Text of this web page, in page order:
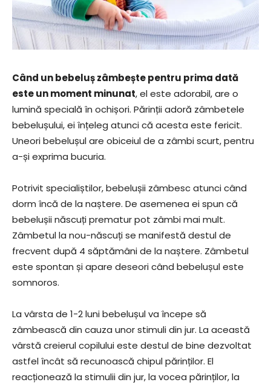
Când un bebeluș zâmbește pentru prima dată
este un moment minunat, el este adorabil, are o
lumină specială în ochișori. Părinții adoră zâmbetele
bebelușului, ei înțeleg atunci că acesta este fericit.
Uneori bebelușul are obiceiul de a zâmbi scurt, pentru
a-și exprima bucuria.
Potrivit specialiștilor, bebelușii zâmbesc atunci când
dorm încă de la naștere. De asemenea ei spun că
bebelușii născuți prematur pot zâmbi mai mult.
Zâmbetul la nou-născuți se manifestă destul de
frecvent după 4 săptămâni de la naștere. Zâmbetul
este spontan și apare deseori când bebelușul este
somnoros.
La vârsta de 1-2 luni bebelușul va începe să
zâmbească din cauza unor stimuli din jur. La această
vârstă creierul copilului este destul de bine dezvoltat
astfel încât să recunoască chipul părinților. El
reacționează la stimulii din jur, la vocea părinților, la